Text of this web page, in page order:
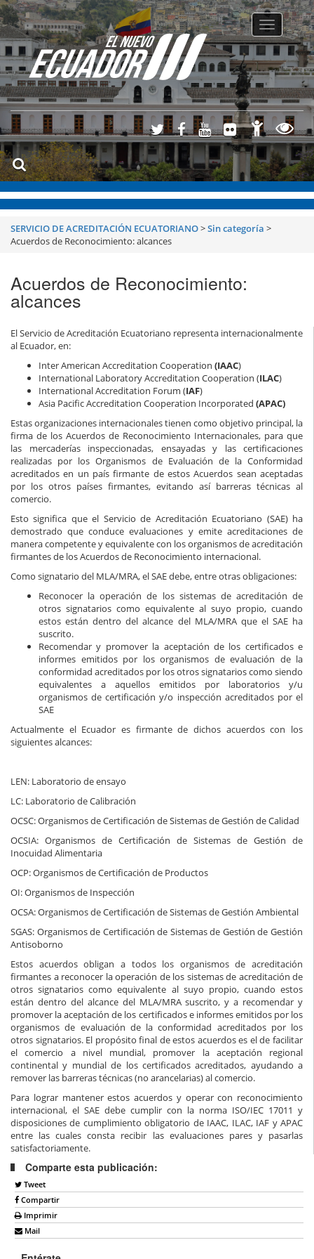
Toggle
SERVICIO DE ACREDITACIÓN ECUATORIANO>Sin categoría >
Acuerdos de Reconocimiento: alcances
Acuerdos de Reconocimiento:
alcances
El Servicio de Acreditación Ecuatoriano representa internacionalmente
al Ecuador, en:
Inter American Accreditation Cooperation (IAAC)
International Laboratory Accreditation Cooperation (ILAC)
International Accreditation Forum (IAF)
Asia Pacific Accreditation Cooperation Incorporated (APAC)
Estas organizaciones internacionales tienen como objetivo principal, la
firma de los Acuerdos de Reconocimiento Internacionales, para que
las mercaderías inspeccionadas, ensayadas y las certificaciones
realizadas por los Organismos de Evaluación de la Conformidad
acreditados en un país firmante de estos Acuerdos sean aceptadas
por los otros países firmantes, evitando así barreras técnicas al
comercio.
Esto significa que el Servicio de Acreditación Ecuatoriano (SAE) ha
demostrado que conduce evaluaciones y emite acreditaciones de
manera competente y equivalente con los organismos de acreditación
firmantes de los Acuerdos de Reconocimiento internacional.
Como signatario del MLA/MRA, el SAE debe, entre otras obligaciones:
Reconocer la operación de los sistemas de acreditación de
otros signatarios como equivalente al suyo propio, cuando
estos están dentro del alcance del MLA/MRA que el SAE ha
suscrito.
Recomendar y promover la aceptación de los certificados e
informes emitidos por los organismos de evaluación de la
conformidad acreditados por los otros signatarios como siendo
equivalentes a aquellos emitidos por laboratorios y/u
organismos de certificación y/o inspección acreditados por el
SAE
Actualmente el Ecuador es firmante de dichos acuerdos con los
siguientes alcances:
LEN: Laboratorio de ensayo
LC: Laboratorio de Calibración
OCSC: Organismos de Certificación de Sistemas de Gestión de Calidad
OCSIA: Organismos de Certificación de Sistemas de Gestión de
Inocuidad Alimentaria
OCP: Organismos de Certificación de Productos
OI: Organismos de Inspección
OCSA: Organismos de Certificación de Sistemas de Gestión Ambiental
SGAS: Organismos de Certificación de Sistemas de Gestión de Gestión
Antisoborno
Estos acuerdos obligan a todos los organismos de acreditación
firmantes a reconocer la operación de los sistemas de acreditación de
otros signatarios como equivalente al suyo propio, cuando estos
están dentro del alcance del MLA/MRA suscrito, y a recomendar y
promover la aceptación de los certificados e informes emitidos por los
organismos de evaluación de la conformidad acreditados por los
otros signatarios. El propósito final de estos acuerdos es el de facilitar
el comercio a nivel mundial, promover la aceptación regional
continental y mundial de los certificados acreditados, ayudando a
remover las barreras técnicas (no arancelarias) al comercio.
Para lograr mantener estos acuerdos y operar con reconocimiento
internacional, el SAE debe cumplir con la norma ISO/IEC 17011 y
disposiciones de cumplimiento obligatorio de IAAC, ILAC, IAF y APAC
entre las cuales consta recibir las evaluaciones pares y pasarlas
satisfactoriamente.
Comparte esta publicación:
Tweet
Compartir
Imprimir
Mail